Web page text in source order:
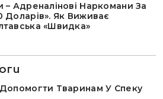
– Адреналінові Наркомани За
Доларів». Як Виживає
«швидка»
Тваринам У Спеку